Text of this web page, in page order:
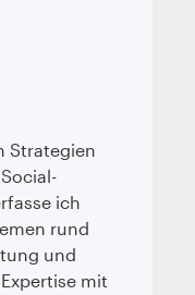
Strategien
ich
rund
und
mit